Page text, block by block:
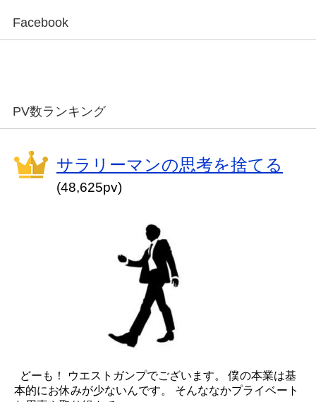
Facebook
PV数ランキング
サラリーマンの思考を捨てる
(48,625pv)
どーも！ ウエストガンプでございます。 僕の本業は基
本的にお休みが少ないんです。 そんななかプライベート